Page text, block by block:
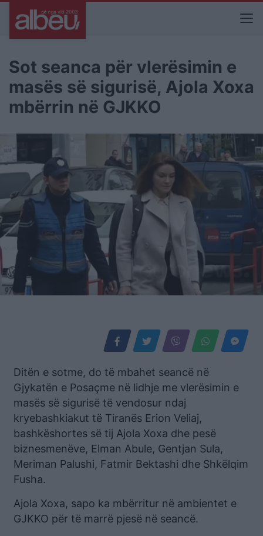
Sot seanca për vlerësimin e
masës së sigurisë, Ajola Xoxa
mbërrin në GJKKO
Ditën e sotme, do të mbahet seancë në
Gjykatën e Posaçme në lidhje me vlerësimin e
masës së sigurisë të vendosur ndaj
kryebashkiakut të Tiranës Erion Veliaj,
bashkëshortes së tij Ajola Xoxa dhe pesë
biznesmenëve, Elman Abule, Gentjan Sula,
Meriman Palushi, Fatmir Bektashi dhe Shkëlqim
Fusha.
Ajola Xoxa, sapo ka mbërritur në ambientet e
GJKKO për të marrë pjesë në seancë.